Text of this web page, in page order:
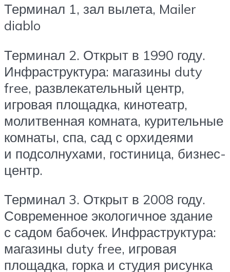
Терминал 1, зал вылета, Mailer
diablo
Терминал 2. Открыт в 1990 году.
Инфраструктура: магазины duty
free, развлекательный центр,
игровая площадка, кинотеатр,
молитвенная комната, курительные
комнаты, спа, сад с орхидеями
и подсолнухами, гостиница, бизнес-
центр.
Терминал 3. Открыт в 2008 году.
Современное экологичное здание
с садом бабочек. Инфраструктура:
магазины duty free, игровая
площадка, горка и студия рисунка